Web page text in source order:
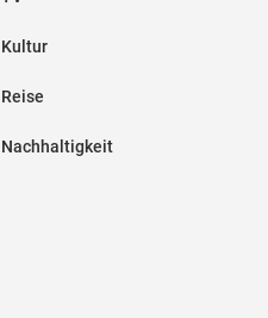
Kultur
Reise
Nachhaltigkeit